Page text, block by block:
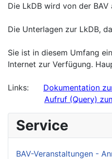
Die LkDB wird von der
Die Unterlagen zur LkDB,
Sie ist in diesem Umfang
Internet zur Verfügung.
Links: Dokumentation
Aufruf (Query)
Service
BAV-Veranstaltungen -